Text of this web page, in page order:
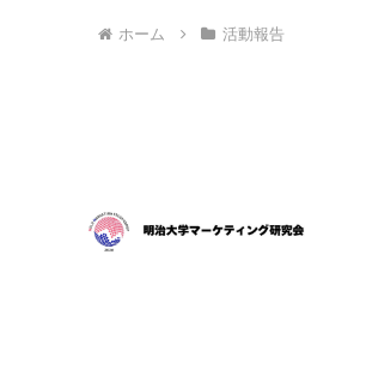
ホーム 活動報告